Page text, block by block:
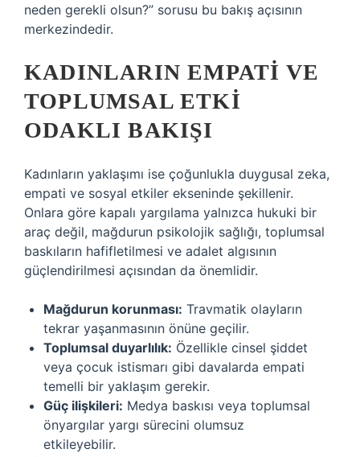
neden gerekli olsun?” sorusu bu bakış açısının
merkezindedir.
KADINLARIN EMPATI VE
TOPLUMSAL ETKI
ODAKLI BAKIŞI
Kadınların yaklaşımı ise çoğunlukla duygusal zeka,
empati ve sosyal etkiler ekseninde şekillenir.
Onlara göre kapalı yargılama yalnızca hukuki bir
araç değil, mağdurun psikolojik sağlığı, toplumsal
baskıların hafifletilmesi ve adalet algısının
güçlendirilmesi açısından da önemlidir.
Mağdurun korunması: Travmatik olayların
tekrar yaşanmasının önüne geçilir.
Toplumsal duyarlılık: Özellikle cinsel şiddet
veya çocuk istismarı gibi davalarda empati
temelli bir yaklaşım gerekir.
Güç ilişkileri: Medya baskısı veya toplumsal
önyargılar yargı sürecini olumsuz
etkileyebilir.